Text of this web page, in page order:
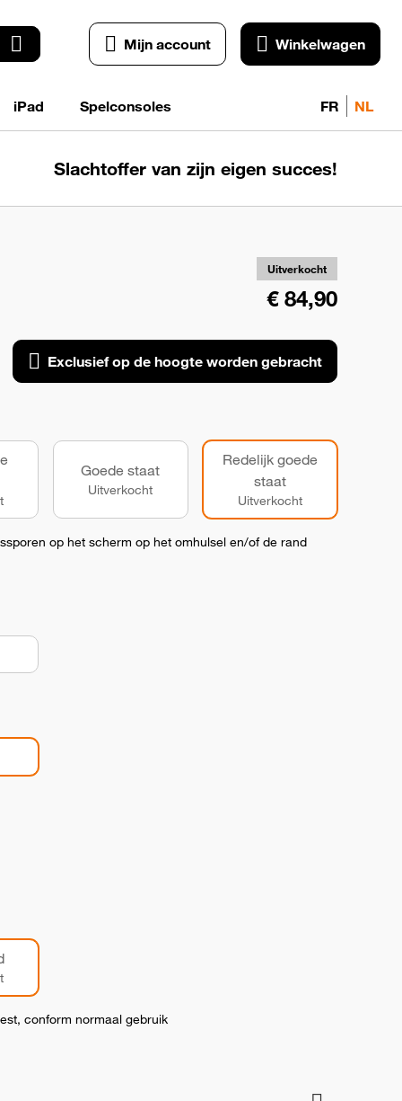
Mijn account Winkelwagen
iPad Spelconsoles FR NL
Slachtoffer van zijn eigen succes!
Uitverkocht
€ 84,90
Exclusief op de hoogte worden gebracht
Goede staat
Uitverkocht
Redelijk goede
staat
Uitverkocht
op het scherm op het omhulsel en/of de rand
conform normaal gebruik